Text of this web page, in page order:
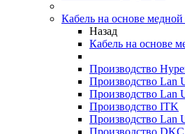
Кабель на основе
Назад
Кабель на основе
Производство
Производство
Производство Lan
Производство ITK
Производство
Производство DKC